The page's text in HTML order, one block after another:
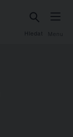
Hledat Menu